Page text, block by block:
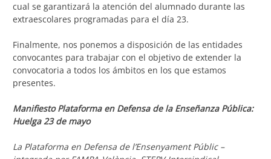
cual se garantizará la atención del alumnado durante las
extraescolares programadas para el día 23.
Finalmente, nos ponemos a disposición de las entidades
convocantes para trabajar con el objetivo de extender la
convocatoria a todos los ámbitos en los que estamos
presentes.
Manifiesto Plataforma en Defensa de la Enseñanza Pública:
Huelga 23 de mayo
La Plataforma en Defensa de l’Ensenyament Públic –